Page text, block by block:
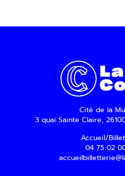
Cité de la
3 quai Sainte Claire,
Accueil/
04 75 02
les liens de désinscription